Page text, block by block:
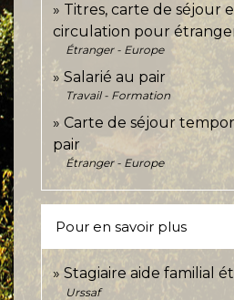
Titres, carte de séjour
circulation pour
Étranger - Europe
Salarié au pair
Travail - Formation
Carte de séjour
pair
Étranger - Europe
Pour en savoir plus
Stagiaire aide familial
Urssaf